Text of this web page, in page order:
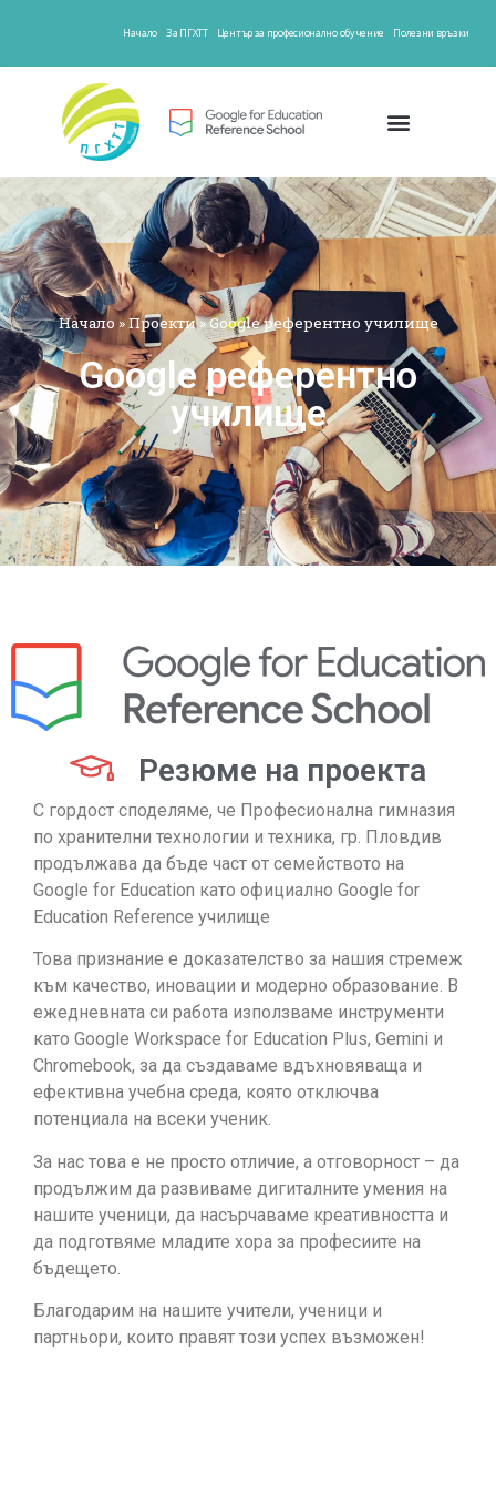
Начало За ПГХТТ Център за професионално обучение Полезни връзки
Начало »Проекти»Google референтно училище
Google референтно
училище
Резюме на проекта
С гордост споделяме, че Професионална гимназия
по хранителни технологии и техника, гр. Пловдив
продължава да бъде част от семейството на
Google for Education като официално Google for
Education Reference училище
Това признание е доказателство за нашия стремеж
към качество, иновации и модерно образование. В
ежедневната си работа използваме инструменти
като Google Workspace for Education Plus, Gemini и
Chromebook, за да създаваме вдъхновяваща и
ефективна учебна среда, която отключва
потенциала на всеки ученик.
За нас това е не просто отличие, а отговорност – да
продължим да развиваме дигиталните умения на
нашите ученици, да насърчаваме креативността и
да подготвяме младите хора за професиите на
бъдещето.
Благодарим на нашите учители, ученици и
партньори, които правят този успех възможен!